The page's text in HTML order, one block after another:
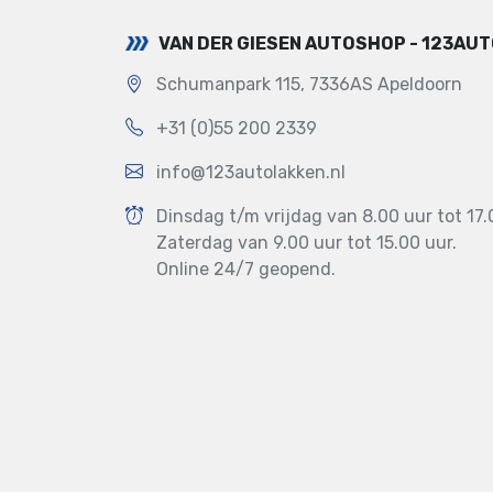
VAN DER GIESEN AUTOSHOP -
Schumanpark 115, 7336AS Apeldoorn
+31 (0)55 200 2339
info@123autolakken.nl
Dinsdag t/m vrijdag van 8.00 uur tot
Zaterdag van 9.00 uur tot 15.00 uur.
Online 24/7 geopend.